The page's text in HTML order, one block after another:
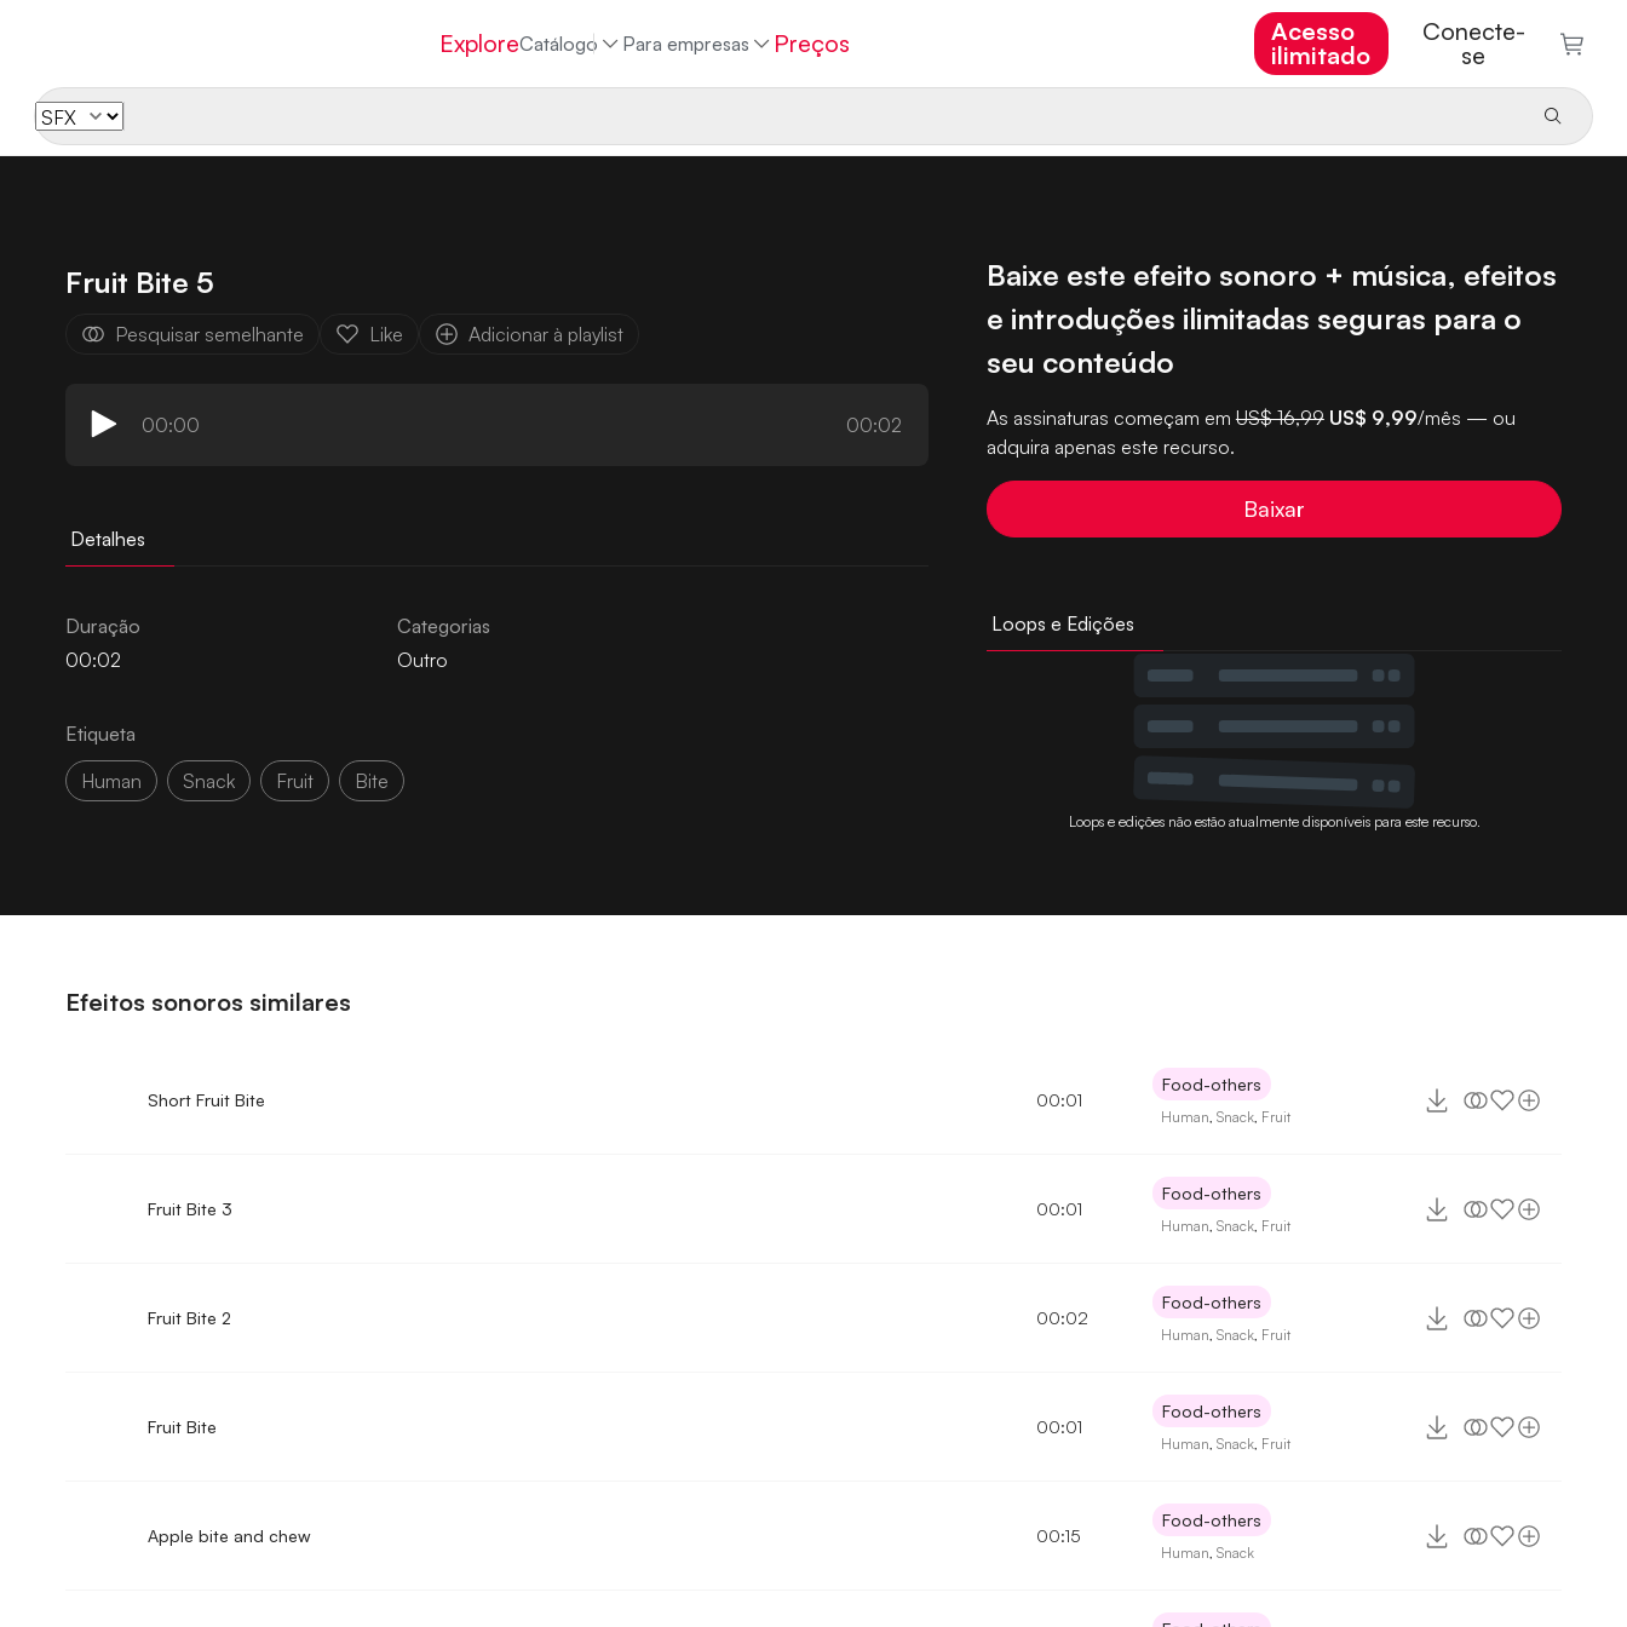
ExploreCatálogo Para empresas Preços
Acesso
ilimitado
Conecte-
se
Fruit Bite 5
Pesquisar semelhante Like Adicionar à playlist
00:00 00:02
Detalhes
Duração
00:02
Categorias
Outro
Etiqueta
Human
Snack Fruit Bite
Baixe este efeito sonoro + música, efeitos
e introduções ilimitadas seguras para o
seu conteúdo
As assinaturas começam emUS$ 16,99 US$ 9,99/mês — ou
adquira apenas este recurso.
Baixar
Loops e Edições
Loops e edições não estão atualmente disponíveis para este recurso.
Efeitos sonoros similares
Short Fruit Bite 00:01
Food-others
Human ,Snack Fruit
Fruit Bite 3 00:01
Food-others
Human ,Snack Fruit
Fruit Bite 2 00:02
Food-others
Human ,Snack Fruit
Fruit Bite 00:01
Food-others
Human ,Snack Fruit
Apple bite and chew 00:15
Food-others
Human ,Snack